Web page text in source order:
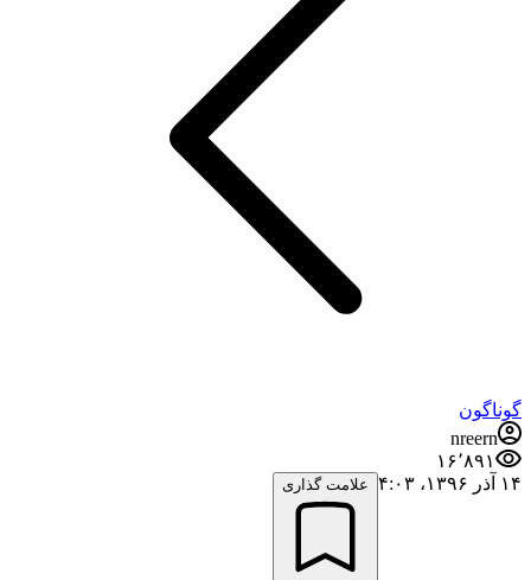
گوناگون
nreern
۱۶٬۸۹۱
۱۴ آذر ۱۳۹۶،‏ ۴:۰۳
علامت گذاری